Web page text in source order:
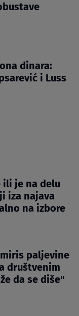
dinara:
i Luss
ili je na delu
iza najava
na izbore
paljevine
društvenim
da se diše"